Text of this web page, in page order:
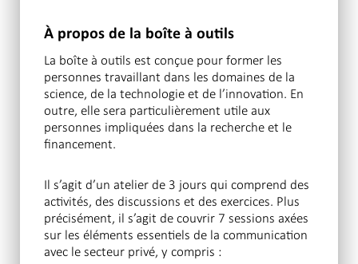
À propos de la boîte à outils
La boîte à outils est conçue pour former les
personnes travaillant dans les domaines de la
science, de la technologie et de l’innovation. En
outre, elle sera particulièrement utile aux
personnes impliquées dans la recherche et le
financement.
Il s’agit d’un atelier de 3 jours qui comprend des
activités, des discussions et des exercices. Plus
précisément, il s’agit de couvrir 7 sessions axées
sur les éléments essentiels de la communication
avec le secteur privé, y compris :